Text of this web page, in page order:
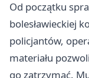
Od początku
bolesławieckiej
policjantów,
materiału
go zatrzymać.